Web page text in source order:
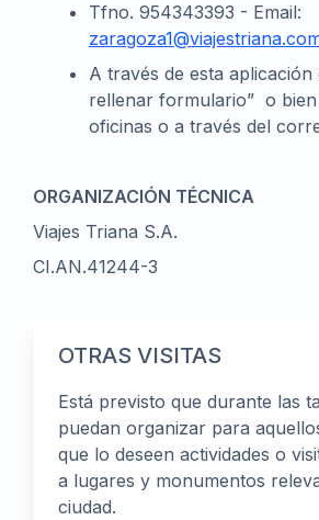
Tfno. 954343393 - Email:
A través de esta aplicación
rellenar formulario” o
oficinas o a través del
ORGANIZACIÓN TÉCNICA
Viajes Triana S.A.
CI.AN.41244-3
OTRAS VISITAS
Está previsto que durante las
puedan organizar para
que lo deseen actividades o
a lugares y monumentos
ciudad.